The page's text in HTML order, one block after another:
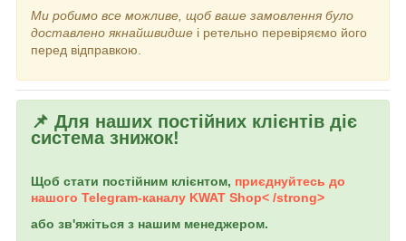
Ми робимо все можливе, щоб ваше замовлення було
доставлено якнайшвидше і ретельно перевіряємо його
перед відправкою.
📌 Для наших постійних клієнтів діє
система знижок!
Щоб стати постійним клієнтом, приєднуйтесь до
нашого Telegram-каналу KWAT Shop< /strong>
або зв'яжіться з нашим менеджером.